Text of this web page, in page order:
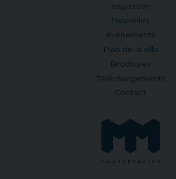
Inspiration
Nouvelles
événements
Plan de la ville
Brochures
Téléchargements
Contact